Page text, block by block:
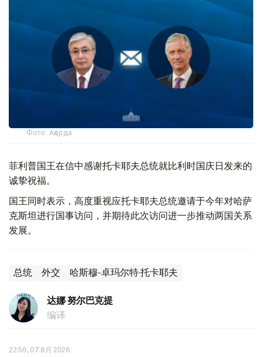
Фото: Ақорда
菲利普国王在信中感谢托卡耶夫总统就比利时国庆日发来的
诚挚祝福。
国王同时表示，高度重视应托卡耶夫总统邀请于今年对哈萨
克斯坦进行国事访问，并期待此次访问进一步推动两国关系
发展。
总统 外交 哈斯穆-卓玛尔特·托卡耶夫
达娜 努尔巴克提
编译
22:56, 07 8月 2026